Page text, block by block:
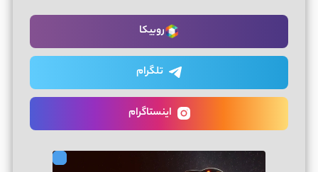
روبیکا
تلگرام
اینستاگرام